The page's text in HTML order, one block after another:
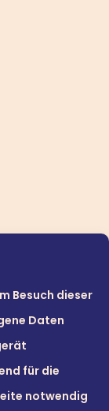
Besuch dieser
Daten
für die
notwendig